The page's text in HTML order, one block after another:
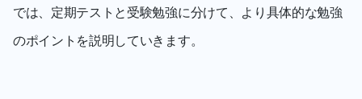
では、定期テストと受験勉強に分けて、より具体的な勉強
のポイントを説明していきます。